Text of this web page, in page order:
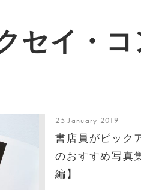
セイ・
25 January 2019
書店員がピック
のおすすめ写真
編】